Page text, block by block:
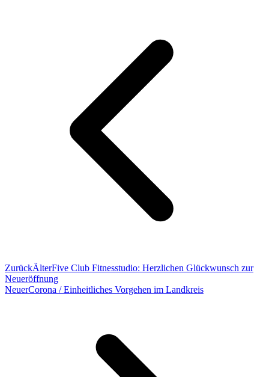
ZurückÄlterFive Club Fitnesstudio: Herzlichen Glückwunsch zur
Neueröffnung
NeuerCorona / Einheitliches Vorgehen im Landkreis